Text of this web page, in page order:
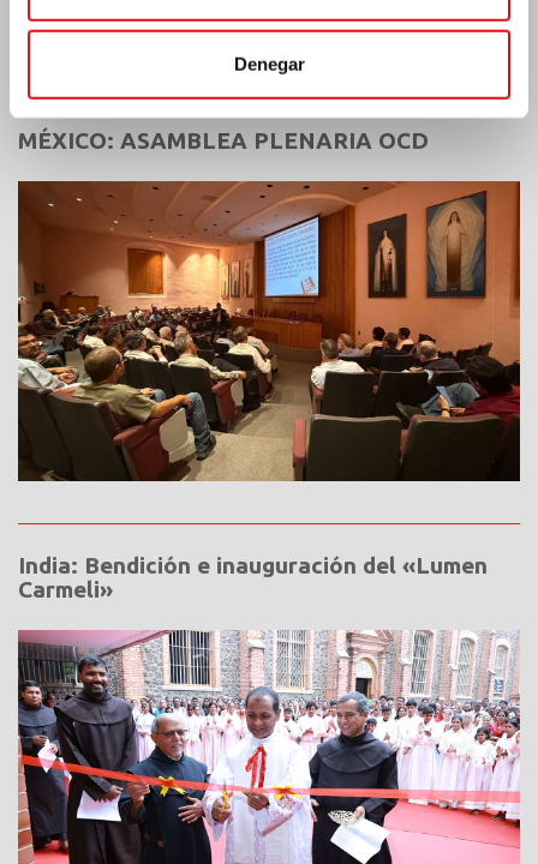
Denegar
Últimas noticias:
MÉXICO: ASAMBLEA PLENARIA OCD
India: Bendición e inauguración del «Lumen
Carmeli»